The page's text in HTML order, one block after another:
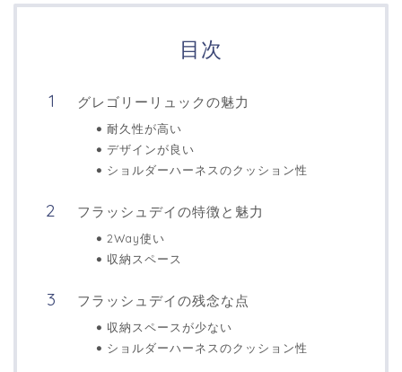
目次
グレゴリーリュックの魅力
耐久性が高い
デザインが良い
ショルダーハーネスのクッション性
フラッシュデイの特徴と魅力
2Way使い
収納スペース
フラッシュデイの残念な点
収納スペースが少ない
ショルダーハーネスのクッション性